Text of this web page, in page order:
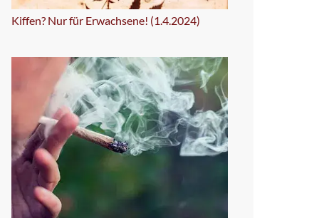
Kiffen? Nur für Erwachsene! (1.4.2024)